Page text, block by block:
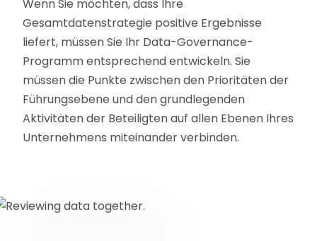
Wenn Sie möchten, dass Ihre
Gesamtdatenstrategie positive Ergebnisse
liefert, müssen Sie Ihr Data-Governance-
Programm entsprechend entwickeln. Sie
müssen die Punkte zwischen den Prioritäten der
Führungsebene und den grundlegenden
Aktivitäten der Beteiligten auf allen Ebenen Ihres
Unternehmens miteinander verbinden.